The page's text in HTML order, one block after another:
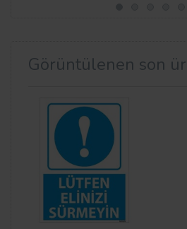
Görüntülenen son